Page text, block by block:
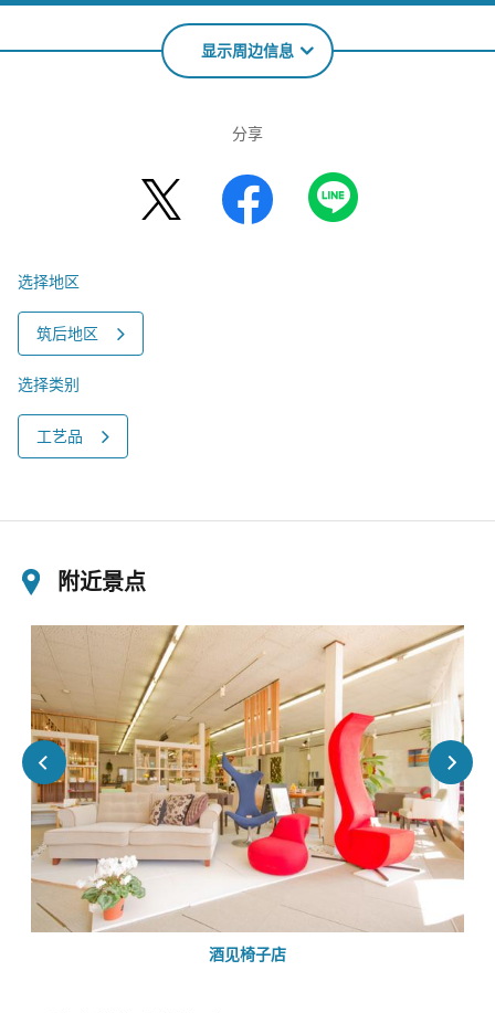
显示周边信息
分享
选择地区
筑后地区
选择类别
工艺品
附近景点
酒见椅子店